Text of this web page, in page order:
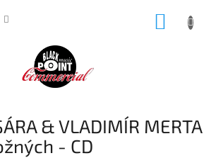
& VLADIMÍR MERTA
- CD